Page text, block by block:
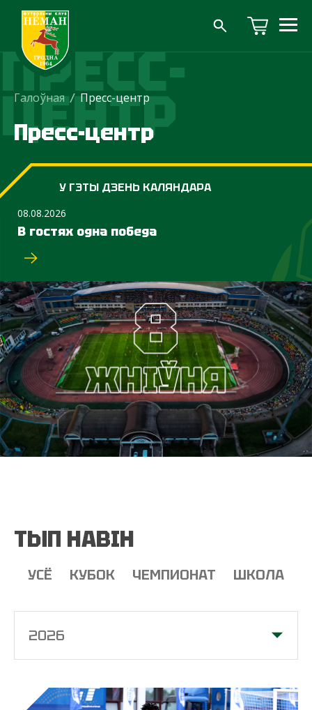
ПРЕСС-
ЦЕНТР
Галоўная / Пресс-центр
Пресс-центр
У ГЭТЫ ДЗЕНЬ КАЛЯНДАРА
08.08.2026
В гостях одна победа
2026
ТЫП НАВІН
УСЁ КУБОК ЧЕМПИОНАТ ШКОЛА